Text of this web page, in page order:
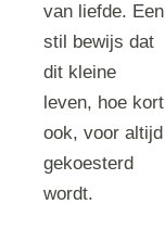
van liefde. Een
stil bewijs dat
dit kleine
leven, hoe kort
ook, voor altijd
gekoesterd
wordt.